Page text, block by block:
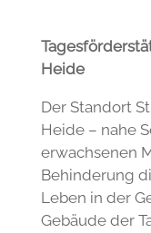
Heide
Heide – nahe
erwachsenen
Behinderung
Leben in der
Gebäude der
neugebaut